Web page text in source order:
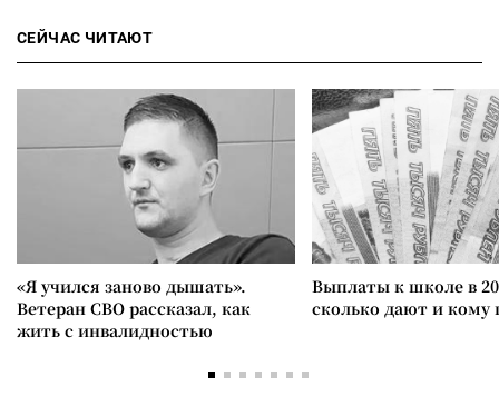
СЕЙЧАС ЧИТАЮТ
«Я учился заново дышать».
Ветеран СВО рассказал, как
жить с инвалидностью
Выплаты к школе в
сколько дают и